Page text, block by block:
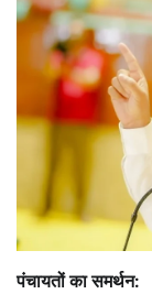
पंचायतों का समर्थन: